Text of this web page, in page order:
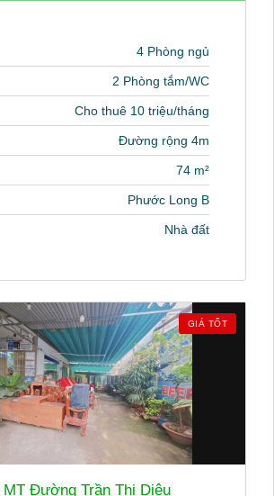
4 Phòng ngủ
2 Phòng tắm/WC
Cho thuê 10 triệu/tháng
Đường rộng 4m
74 m²
Phước Long B
Nhà đất
GIÁ TỐT
Đường Trần Thị Diệu